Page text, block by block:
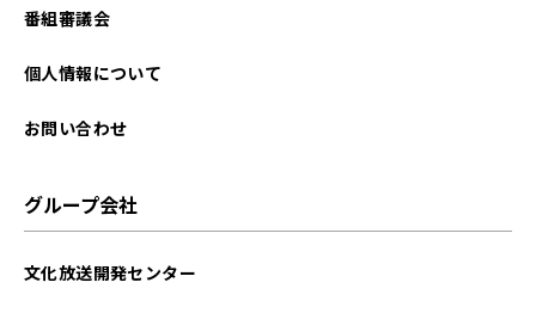
番組審議会
個人情報について
お問い合わせ
グループ会社
文化放送開発センター